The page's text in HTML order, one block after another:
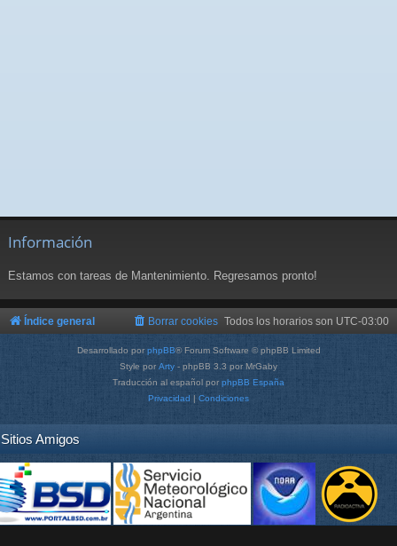
Información
Estamos con tareas de Mantenimiento. Regresamos pronto!
Índice general Todos los horarios son UTC-03:00
Borrar cookies
Desarrollado por phpBB® Forum Software © phpBB Limited
Style por Arty - phpBB 3.3 por MrGaby
Traducción al español por phpBB España
Privacidad | Condiciones
Sitios Amigos